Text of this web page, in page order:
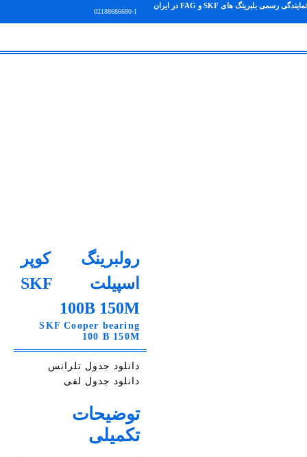
نمایندگی رسمی بلبرینگ های SKF و FAG در ایران
02188686680-1
رولبرینگ کوپر
اسپیلت SKF
100B 150M
SKF Cooper bearing
100 B 150M
دانلود جدول تلرانس
دانلود جدول لقی
توضیحات
تکمیلی